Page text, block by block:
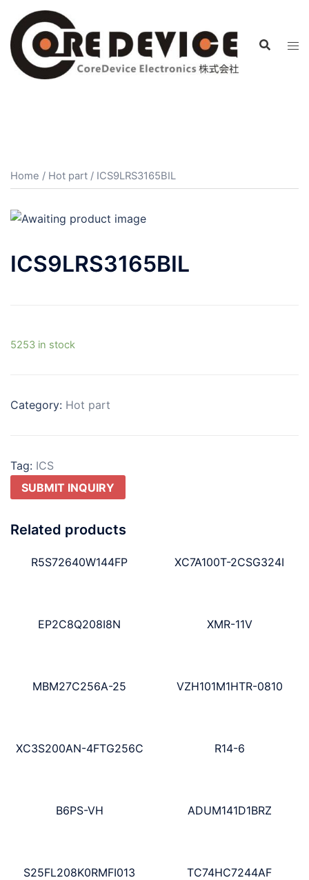
Home / Hot part / ICS9LRS3165BIL
ICS9LRS3165BIL
5253 in stock
Category: Hot part
Tag: ICS
SUBMIT INQUIRY
Related products
R5S72640W144FP XC7A100T-2CSG324I
EP2C8Q208I8N XMR-11V
MBM27C256A-25 VZH101M1HTR-0810
XC3S200AN-4FTG256C R14-6
B6PS-VH ADUM141D1BRZ
S25FL208K0RMFI013 TC74HC7244AF